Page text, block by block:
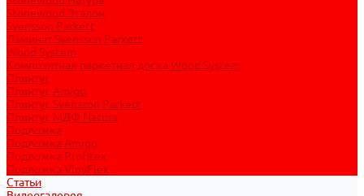
Stonewood Эталон
Svensson Parkett
Ламинат Svensson Parkett
Wood System
Композитная паркетная доска Wood System
Плинтус
Плинтус Amigo
Плинтус Svensson Parkett
Плинтус МДФ Natura
Подложка
Подложка Amigo
Подложка Profitex
Подложка VinyFlex
Статьи